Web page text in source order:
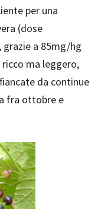
per una
(dose
a 85mg/hg
ma leggero,
da continue
fra ottobre e